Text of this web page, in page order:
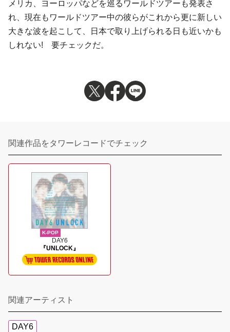
メリカ、ヨーロッパなどを巡るワールドツアーも発表さ
れ、現在もワールドツアー中の彼らがこれから更に新しい
大きな波を起こして、日本で取り上げられる日も近いかも
しれない! 要チェックだ。
関連作品をタワーレコードでチェック
K-POP
DAY6
『UNLOCK』
関連アーティスト
DAY6